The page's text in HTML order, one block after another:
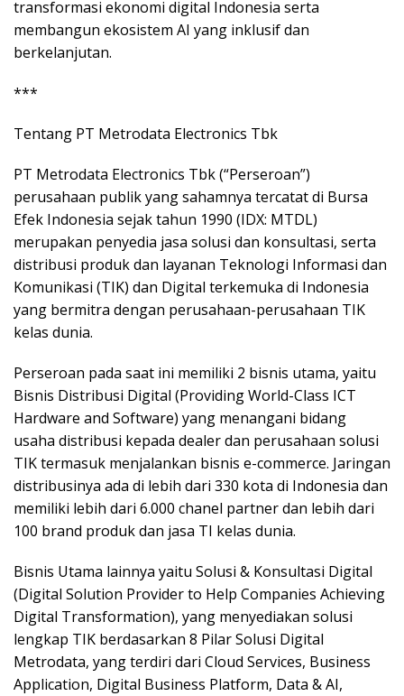
transformasi ekonomi digital Indonesia serta
membangun ekosistem AI yang inklusif dan
berkelanjutan.
***
Tentang PT Metrodata Electronics Tbk
PT Metrodata Electronics Tbk (“Perseroan”)
perusahaan publik yang sahamnya tercatat di Bursa
Efek Indonesia sejak tahun 1990 (IDX: MTDL)
merupakan penyedia jasa solusi dan konsultasi, serta
distribusi produk dan layanan Teknologi Informasi dan
Komunikasi (TIK) dan Digital terkemuka di Indonesia
yang bermitra dengan perusahaan-perusahaan TIK
kelas dunia.
Perseroan pada saat ini memiliki 2 bisnis utama, yaitu
Bisnis Distribusi Digital (Providing World-Class ICT
Hardware and Software) yang menangani bidang
usaha distribusi kepada dealer dan perusahaan solusi
TIK termasuk menjalankan bisnis e-commerce. Jaringan
distribusinya ada di lebih dari 330 kota di Indonesia dan
memiliki lebih dari 6.000 chanel partner dan lebih dari
100 brand produk dan jasa TI kelas dunia.
Bisnis Utama lainnya yaitu Solusi & Konsultasi Digital
(Digital Solution Provider to Help Companies Achieving
Digital Transformation), yang menyediakan solusi
lengkap TIK berdasarkan 8 Pilar Solusi Digital
Metrodata, yang terdiri dari Cloud Services, Business
Application, Digital Business Platform, Data & AI,